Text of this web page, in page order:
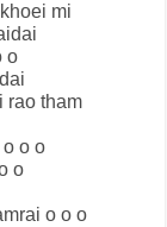
mi
o
rao tham
o o
o
o o o